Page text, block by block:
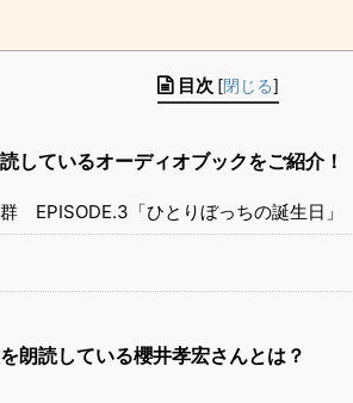
目次 [閉じる]
しているオーディオブックをご紹介！
EPISODE.3「ひとりぼっちの誕生日」
朗読している櫻井孝宏さんとは？